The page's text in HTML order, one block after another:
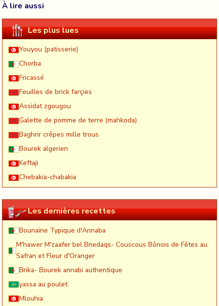
À lire aussi
Les plus lues
Youyou (patisserie)
Chorba
Fricassé
Feuilles de brick farçies
Assidat zgougou
Galette de pomme de terre (mahkoda)
Baghrir crêpes mille trous
Bourek algerien
Keftaji
Chebakia-chabakia
Les dernières recettes
Bounaïne Typique d'Annaba
M'hawer M'zaafer bel Bnedaqs- Couscous Bônois de Fêtes au
Safran et Fleur d'Oranger
Brika- Bourek annabi authentique
yassa au poulet
Mlouhia